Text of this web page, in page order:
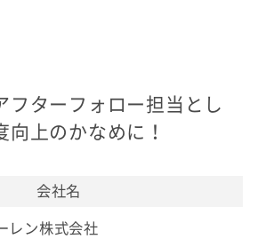
フターフォロー担当とし
向上のかなめに！
会社名
レン株式会社